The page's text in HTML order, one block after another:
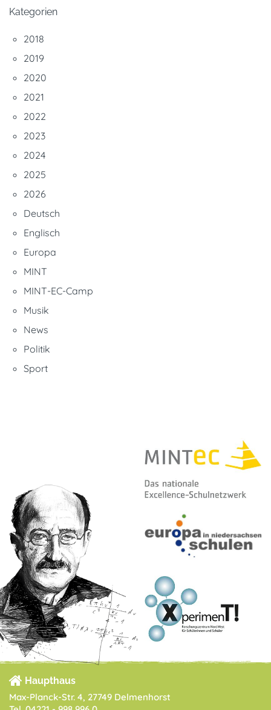
Kategorien
2018
2019
2020
2021
2022
2023
2024
2025
2026
Deutsch
Englisch
Europa
MINT
MINT-EC-Camp
Musik
News
Politik
Sport
Haupthaus
Max-Planck-Str. 4, 27749 Delmenhorst